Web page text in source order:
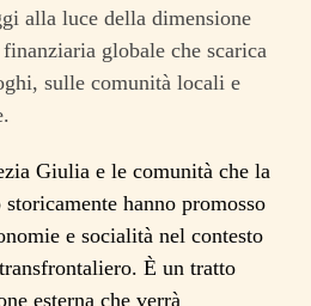
alla luce della dimensione
globale che scarica
sulle comunità locali e
Giulia e le comunità che la
hanno promosso
e socialità nel contesto
È un tratto
esterna che verrà